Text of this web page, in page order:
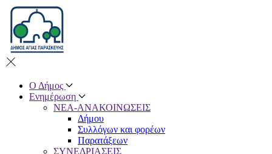
Ο Δήμος
Ενημέρωση
ΝΕΑ-ΑΝΑΚΟΙΝΩΣΕΙΣ
Δήμου
Συλλόγων και φορέων
Παρατάξεων
ΣΥΝΕΔΡΙΑΣΕΙΣ